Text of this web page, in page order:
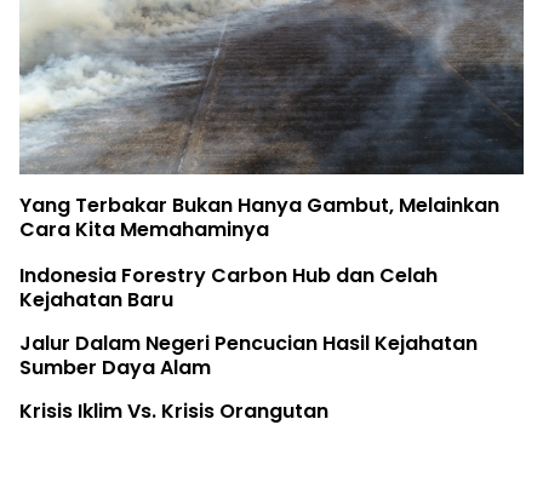
Yang Terbakar Bukan Hanya Gambut, Melainkan
Cara Kita Memahaminya
Indonesia Forestry Carbon Hub dan Celah
Kejahatan Baru
Jalur Dalam Negeri Pencucian Hasil Kejahatan
Sumber Daya Alam
Krisis Iklim Vs. Krisis Orangutan